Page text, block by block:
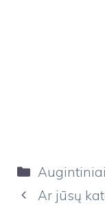
Kategorijos
Augintiniai
Ar jūsų